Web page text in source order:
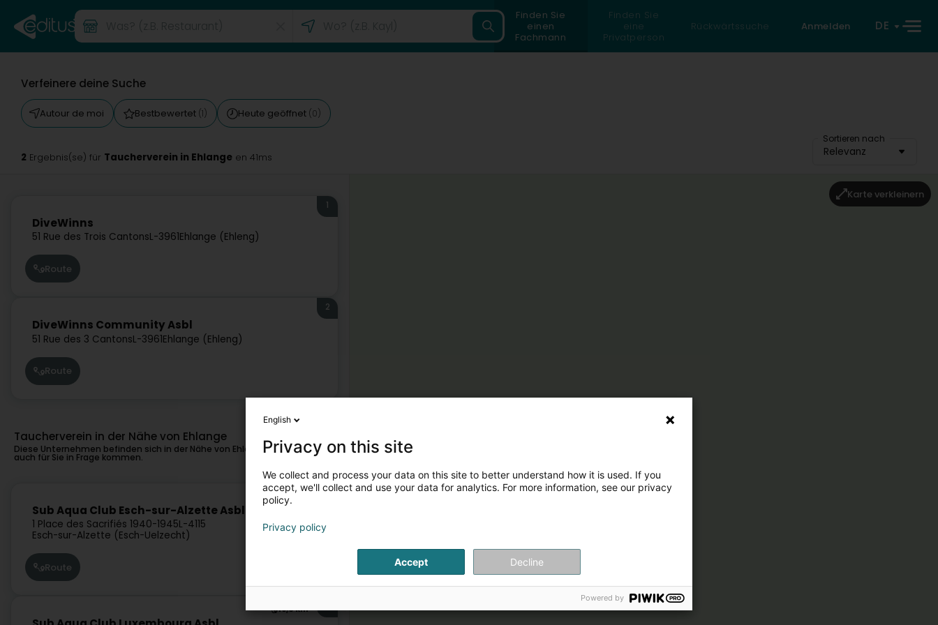
Finden Sie
einen
Fachmann
Finden Sie
eine
Privatperson
Rückwärtssuche Anmelden DE
Verfeinere deine Suche
Autour de moi Bestbewertet (1) Heute geöffnet (0)
Sortieren nach
Relevanz
2 Ergebnis(se) für Taucherverein in Ehlange en 41ms
DiveWinns
51 Rue des Trois CantonsL-3961Ehlange (Ehleng)
1
Route
DiveWinns Community Asbl
51 Rue des 3 CantonsL-3961Ehlange (Ehleng)
2
Route
Taucherverein in der Nähe von Ehlange
Diese Unternehmen befinden sich in der Nähe von Ehlange und könnten
auch für Sie in Frage kommen.
6,1 km
Sub Aqua Club Esch-sur-Alzette Asbl
1 Place des Sacrifiés 1940-1945L-4115
Esch-sur-Alzette (Esch-Uelzecht)
3
Route
10,3 km
Karte verkleinern
English
Privacy on this site
We collect and process your data on this site to better understand how it is used. If you
accept, we'll collect and use your data for analytics. For more information, see our privacy
policy.
Privacy policy
Accept Decline
Powered by